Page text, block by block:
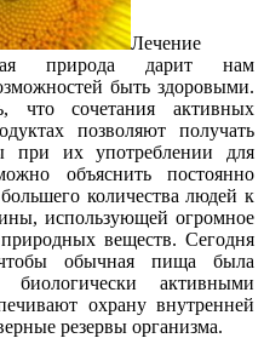
Лечение
природа дарит нам
быть здоровыми.
что сочетания активных
позволяют получать
при их употреблении для
объяснить постоянно
количества людей к
использующей огромное
веществ. Сегодня
обычная пища была
биологически активными
охрану внутренней
резервы организма.